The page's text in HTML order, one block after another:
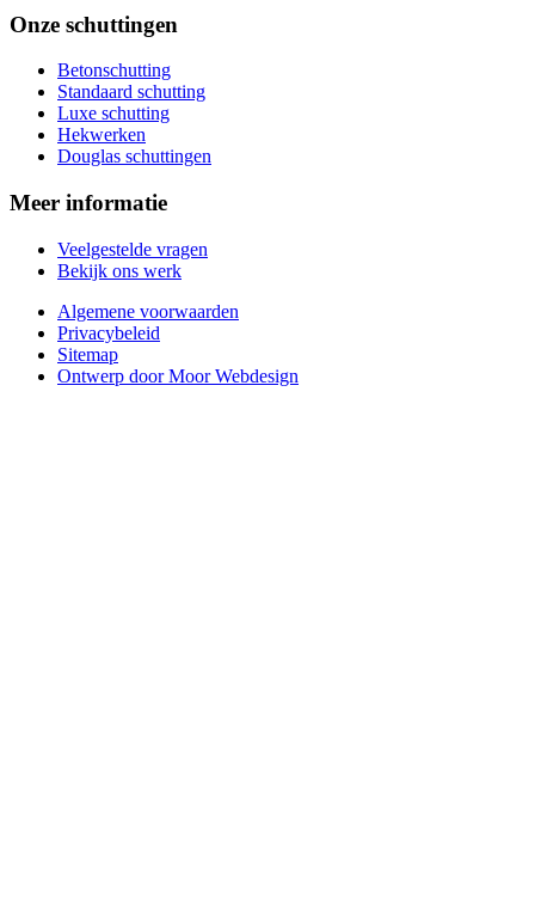
Onze schuttingen
Betonschutting
Standaard schutting
Luxe schutting
Hekwerken
Douglas schuttingen
Meer informatie
Veelgestelde vragen
Bekijk ons werk
Algemene voorwaarden
Privacybeleid
Sitemap
Ontwerp door Moor Webdesign